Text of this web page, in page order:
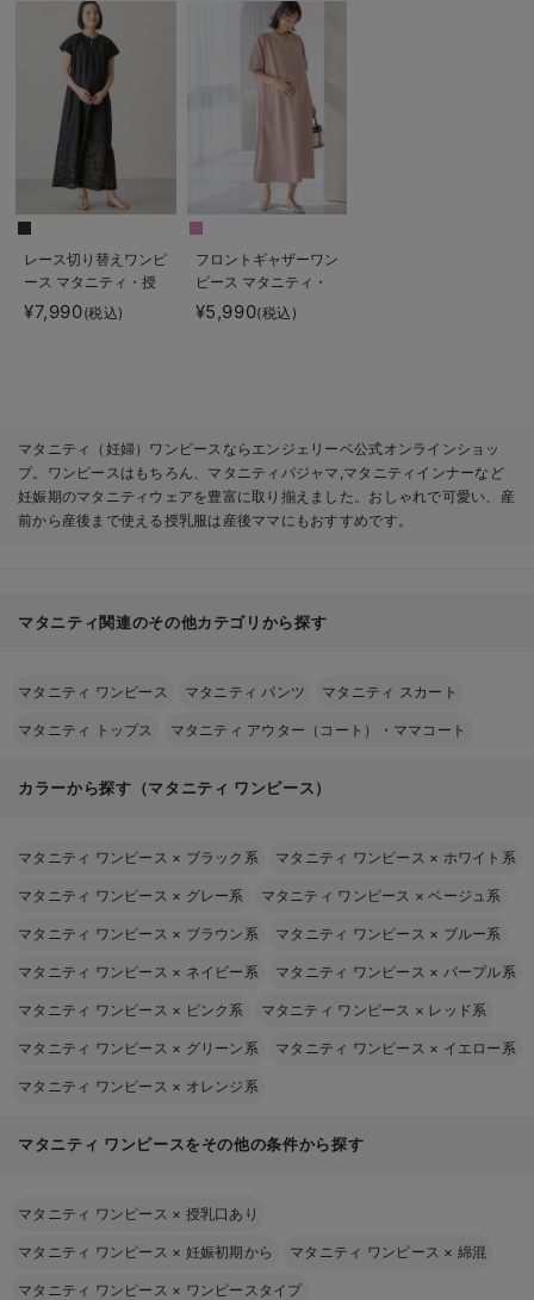
レース切り替えワンピ
ース マタニティ・授
乳服 【出産後も長く
使える】
¥7,990(税込)
フロントギャザーワン
ピース マタニティ・
授乳服 【出産後も長
く使える】
¥5,990(税込)
マタニティ（妊婦）ワンピースならエンジェリーベ公式オンラインショッ
プ。ワンピースはもちろん、マタニティパジャマ,マタニティインナーなど
妊娠期のマタニティウェアを豊富に取り揃えました。おしゃれで可愛い、産
前から産後まで使える授乳服は産後ママにもおすすめです。
マタニティ関連のその他カテゴリから探す
マタニティ ワンピース マタニティ パンツ マタニティ スカート
マタニティ トップス マタニティ アウター（コート）・ママコート
カラーから探す（マタニティ ワンピース）
マタニティ ワンピース × ブラック系 マタニティ ワンピース × ホワイト系
マタニティ ワンピース × グレー系 マタニティ ワンピース ×ベージュ系
マタニティ ワンピース × ブラウン系 マタニティ ワンピース × ブルー系
マタニティ ワンピース × ネイビー系 マタニティ ワンピース × パープル系
マタニティ ワンピース × ピンク系 マタニティ ワンピース × レッド系
マタニティ ワンピース × グリーン系 マタニティ ワンピース × イエロー系
マタニティ ワンピース × オレンジ系
マタニティ ワンピースをその他の条件から探す
マタニティ ワンピース × 授乳口あり
マタニティ ワンピース × 妊娠初期から マタニティ ワンピース × 綿混
マタニティ ワンピース × ワンピースタイプ